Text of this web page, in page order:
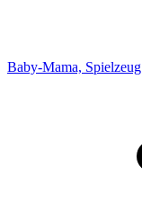
Baby-Mama, Spielzeug